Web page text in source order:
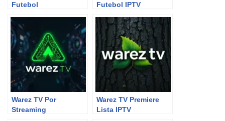
Futebol
Futebol IPTV
Warez TV Por
Streaming
Warez TV Premiere
Lista IPTV